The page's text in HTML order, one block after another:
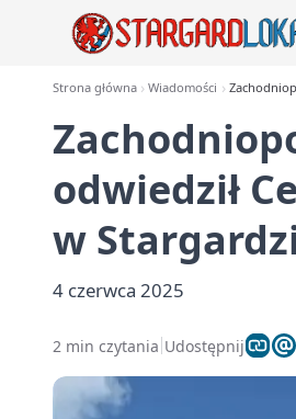
Strona główna Wiadomości
odwiedził
w
4 czerwca 2025
2 min czytania Udostępnij